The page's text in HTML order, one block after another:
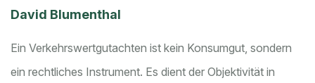
David Blumenthal
Ein Verkehrswertgutachten ist kein Konsumgut, sondern
ein rechtliches Instrument. Es dient der Objektivität in